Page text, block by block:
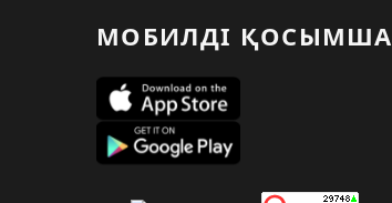
МОБИЛДІ ҚОСЫМША